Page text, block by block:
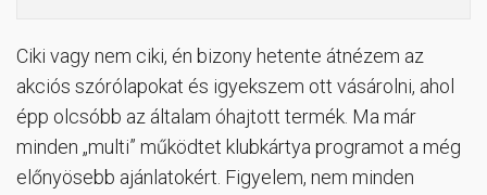
Ciki vagy nem ciki, én bizony hetente átnézem az
akciós szórólapokat és igyekszem ott vásárolni, ahol
épp olcsóbb az általam óhajtott termék. Ma már
minden „multi” működtet klubkártya programot a még
előnyösebb ajánlatokért. Figyelem, nem minden